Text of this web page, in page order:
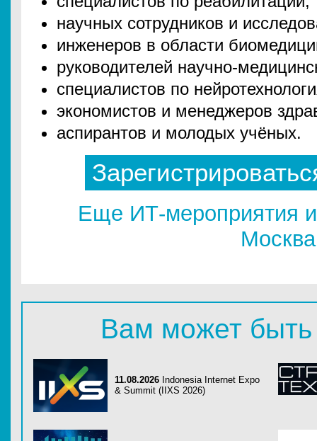
научных сотрудников и
инженеров в области
руководителей
специалистов по
экономистов и менеджеров
аспирантов и молодых учёных.
Еще ИТ-мероприятия
Москва
Вам может быть
11.08.2026 Indonesia Internet Expo
& Summit (IIXS 2026)